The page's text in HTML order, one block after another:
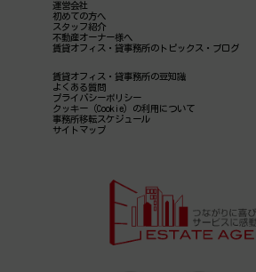
運営会社
初めての方へ
スタッフ紹介
不動産オーナー様へ
賃貸オフィス・貸事務所のトピックス・ブログ
賃貸オフィス・貸事務所の豆知識
よくある質問
プライバシーポリシー
クッキー（Cookie）の利用について
事務所移転スケジュール
サイトマップ